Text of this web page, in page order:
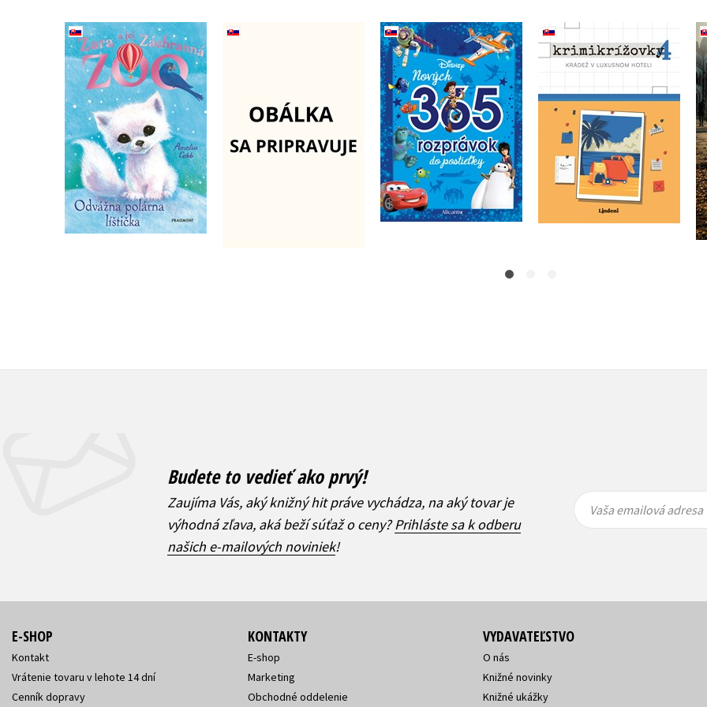
Zara a jej Záchranná
zoo - Odvážna polárna
líštička
Amelia Cobb
Do košíka
7,64 €
Disney - Nových 365
rozprávok do postieľky
Kolektiv
Do košíka
15,29 €
Krimikrížovky 4
Do košíka
4,67 €
Budete to vedieť ako prvý!
Zaujíma Vás, aký knižný hit práve vychádza, na aký tovar je
výhodná zľava, aká beží súťaž o ceny?Prihláste sa k odberu
našich e-mailových noviniek!
Vaša
emailová
Vaša
emailová
Vaša emailová adresa
E-SHOP
Kontakt
Vrátenie tovaru v lehote 14 dní
Cenník dopravy
KONTAKTY
E-shop
Marketing
Obchodné oddelenie
VYDAVATEĽSTVO
O nás
Knižné novinky
Knižné ukážky